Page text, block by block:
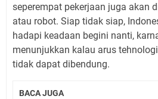
seperempat pekerjaan juga akan
atau robot. Siap tidak siap,
hadapi keadaan begini nanti,
menunjukkan kalau arus
tidak dapat dibendung.
BACA JUGA